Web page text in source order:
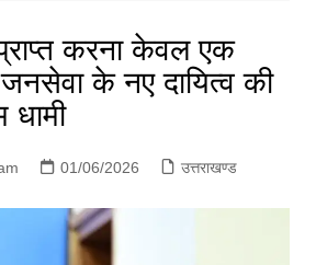
करना केवल एक
के नए दायित्व की
01/06/2026 उत्तराखण्ड